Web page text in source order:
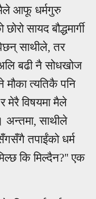
आफू धर्मगुरु
सायद बौद्धमार्गी
साथीले, तर
बढी नै सोधखोज
मौका त्यतिकै पनि
मेरै विषयमा मैले
अन्तमा, साथीले
तपाईंको धर्म
कि मिल्दैन?'' एक